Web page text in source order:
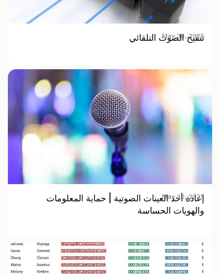
تنقيح الصوت التلقائي
May 30, 2025
إعادة أخذ العينات الصوتية | حماية المعلومات
والهويات الحساسة
May 30, 2025